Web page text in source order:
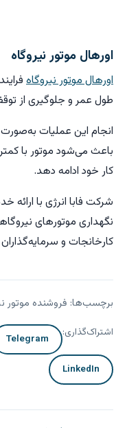
اورهال موتور نیروگاه
اورهال موتور نیروگاه
طول عمر و جلوگیری از
انجام این عملیات
باعث می‌شود موتور با
کار خود ادامه دهد.
شرکت فابا انرژی با
نگهداری موتورهای
کارخانجات و
برچسب‌ها: فروشنده موتور
اشتراک‌گذاری: Telegram
LinkedIn